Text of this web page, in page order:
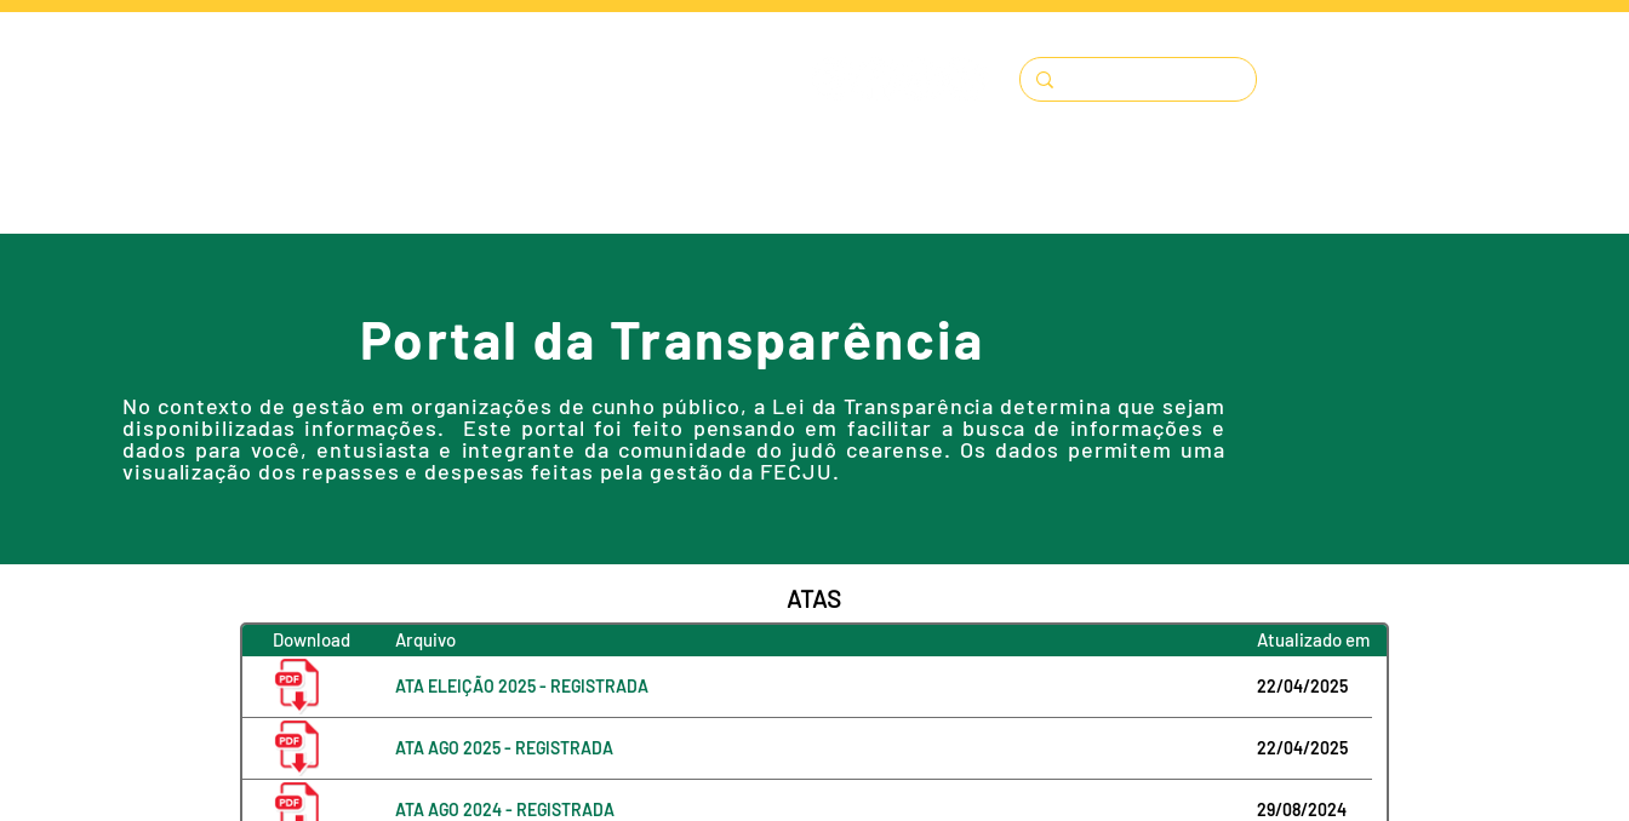
Portal da Transparência
No contexto de gestão em organizações de cunho público, a Lei da Transparência determina que sejam
disponibilizadas informações. Este portal foi feito pensando em facilitar a busca de informações e
dados para você, entusiasta e integrante da comunidade do judô cearense. Os dados permitem uma
visualização dos repasses e despesas feitas pela gestão da FECJU.
ATAS
Download Arquivo Atualizado em
ATA ELEIÇÃO 2025 - REGISTRADA 22/04/2025
ATA AGO 2025 - REGISTRADA 22/04/2025
ATA AGO 2024 - REGISTRADA 29/08/2024